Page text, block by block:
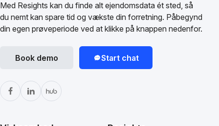
Med Resights kan du finde alt ejendomsdata ét sted, så
du nemt kan spare tid og vækste din forretning. Påbegynd
din egen prøveperiode ved at klikke på knappen nedenfor.
Book demo Start chat